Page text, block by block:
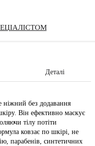
Деталі
ніжний без додавання
Він ефективно маскує
тілу потіти
ковзає по шкірі, не
парабенів, синтетичних